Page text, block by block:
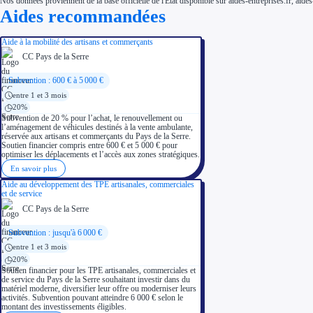
Aides recommandées
Aide à la mobilité des artisans et commerçants
CC Pays de la Serre
Subvention : 600 € à 5 000 €
entre 1 et 3 mois
20%
Subvention de 20 % pour l’achat, le renouvellement ou
l’aménagement de véhicules destinés à la vente ambulante,
réservée aux artisans et commerçants du Pays de la Serre.
Soutien financier compris entre 600 € et 5 000 € pour
optimiser les déplacements et l’accès aux zones stratégiques.
En savoir plus
Aide au développement des TPE artisanales, commerciales
et de service
CC Pays de la Serre
Subvention : jusqu'à 6 000 €
entre 1 et 3 mois
20%
Soutien financier pour les TPE artisanales, commerciales et
de service du Pays de la Serre souhaitant investir dans du
matériel moderne, diversifier leur offre ou moderniser leurs
activités. Subvention pouvant atteindre 6 000 € selon le
montant des investissements éligibles.